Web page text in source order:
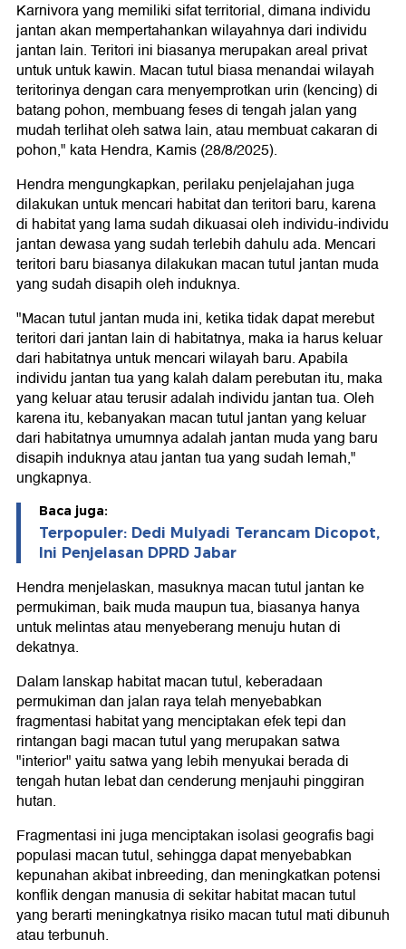
Karnivora yang memiliki sifat territorial, dimana individu
jantan akan mempertahankan wilayahnya dari individu
jantan lain. Teritori ini biasanya merupakan areal privat
untuk untuk kawin. Macan tutul biasa menandai wilayah
teritorinya dengan cara menyemprotkan urin (kencing) di
batang pohon, membuang feses di tengah jalan yang
mudah terlihat oleh satwa lain, atau membuat cakaran di
pohon," kata Hendra, Kamis (28/8/2025).
Hendra mengungkapkan, perilaku penjelajahan juga
dilakukan untuk mencari habitat dan teritori baru, karena
di habitat yang lama sudah dikuasai oleh individu-individu
jantan dewasa yang sudah terlebih dahulu ada. Mencari
teritori baru biasanya dilakukan macan tutul jantan muda
yang sudah disapih oleh induknya.
"Macan tutul jantan muda ini, ketika tidak dapat merebut
teritori dari jantan lain di habitatnya, maka ia harus keluar
dari habitatnya untuk mencari wilayah baru. Apabila
individu jantan tua yang kalah dalam perebutan itu, maka
yang keluar atau terusir adalah individu jantan tua. Oleh
karena itu, kebanyakan macan tutul jantan yang keluar
dari habitatnya umumnya adalah jantan muda yang baru
disapih induknya atau jantan tua yang sudah lemah,"
ungkapnya.
Baca juga:
Terpopuler: Dedi Mulyadi Terancam Dicopot,
Ini Penjelasan DPRD Jabar
Hendra menjelaskan, masuknya macan tutul jantan ke
permukiman, baik muda maupun tua, biasanya hanya
untuk melintas atau menyeberang menuju hutan di
dekatnya.
Dalam lanskap habitat macan tutul, keberadaan
permukiman dan jalan raya telah menyebabkan
fragmentasi habitat yang menciptakan efek tepi dan
rintangan bagi macan tutul yang merupakan satwa
"interior" yaitu satwa yang lebih menyukai berada di
tengah hutan lebat dan cenderung menjauhi pinggiran
hutan.
Fragmentasi ini juga menciptakan isolasi geografis bagi
populasi macan tutul, sehingga dapat menyebabkan
kepunahan akibat inbreeding, dan meningkatkan potensi
konflik dengan manusia di sekitar habitat macan tutul
yang berarti meningkatnya risiko macan tutul mati dibunuh
atau terbunuh.